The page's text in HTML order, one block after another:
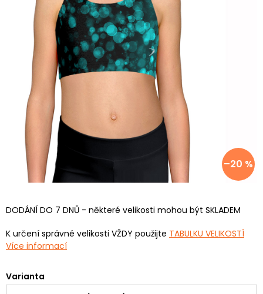
–20 %
DODÁNÍ DO 7 DNŮ - některé velikosti mohou být SKLADEM
K určení správné velikosti VŽDY použijte TABULKU VELIKOSTÍ
Více informací
Varianta